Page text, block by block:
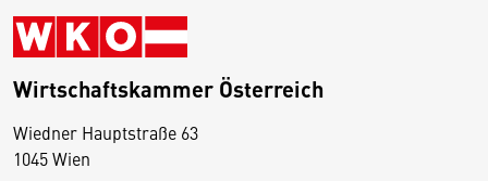
Wirtschaftskammer Österreich
Wiedner Hauptstraße 63
1045 Wien
D